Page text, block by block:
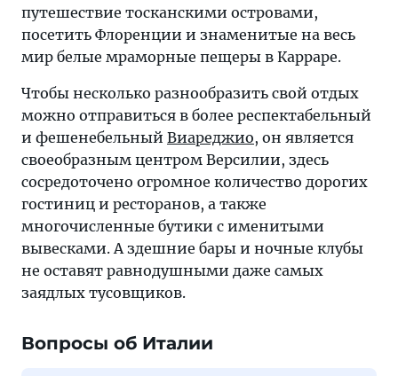
путешествие тосканскими островами,
посетить Флоренции и знаменитые на весь
мир белые мраморные пещеры в Карраре.
Чтобы несколько разнообразить свой отдых
можно отправиться в более респектабельный
и фешенебельный Виареджио, он является
своеобразным центром Версилии, здесь
сосредоточено огромное количество дорогих
гостиниц и ресторанов, а также
многочисленные бутики с именитыми
вывесками. А здешние бары и ночные клубы
не оставят равнодушными даже самых
заядлых тусовщиков.
Вопросы об Италии